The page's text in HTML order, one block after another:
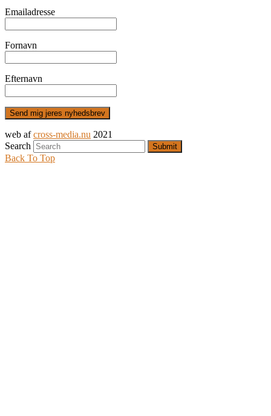
Emailadresse
Fornavn
Efternavn
web afcross-media.nu 2021
Search
Submit
Back To Top